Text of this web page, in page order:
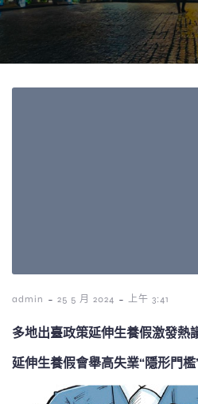
admin - 25 5 月 2024 - 上午 3:41
多地出臺政策延伸生養假激發熱
延伸生養假會舉高失業“隱形門檻